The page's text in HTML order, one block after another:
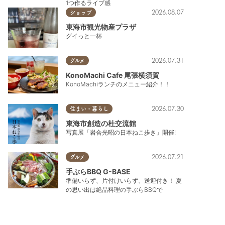
1つ作るライブ感
ショップ 2026.08.07
東海市観光物産プラザ
グイっと一杯
グルメ 2026.07.31
KonoMachi Cafe 尾張横須賀
KonoMachiランチのメニュー紹介！！
住まい・暮らし 2026.07.30
東海市創造の杜交流館
写真展「岩合光昭の日本ねこ歩き」開催!
グルメ 2026.07.21
手ぶらBBQ G-BASE
準備いらず、片付けいらず、送迎付き！ 夏
の思い出は絶品料理の手ぶらBBQで